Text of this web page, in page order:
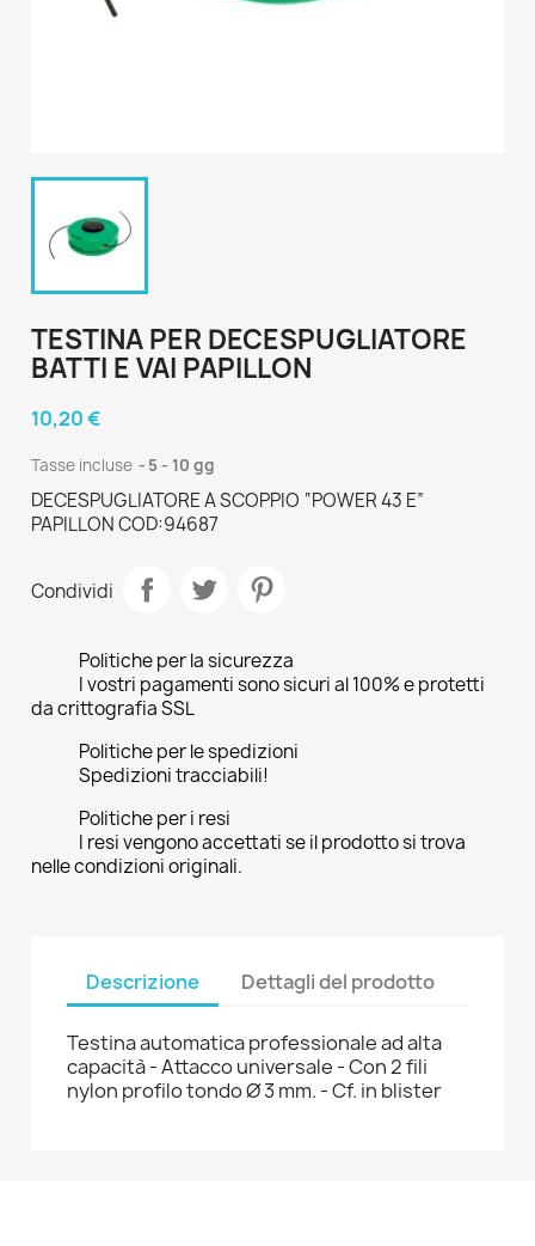
TESTINA PER DECESPUGLIATORE
BATTI E VAI PAPILLON
10,20 €
Tasse incluse 5 - 10 gg
DECESPUGLIATORE A SCOPPIO “POWER 43 E”
PAPILLON COD:94687
Condividi
Politiche per la sicurezza
I vostri pagamenti sono sicuri al 100% e protetti
da crittografia SSL
Politiche per le spedizioni
Spedizioni tracciabili!
Politiche per i resi
I resi vengono accettati se il prodotto si trova
nelle condizioni originali.
Descrizione Dettagli del prodotto
Testina automatica professionale ad alta
capacità - Attacco universale - Con 2 fili
nylon profilo tondo Ø 3 mm. - Cf. in blister